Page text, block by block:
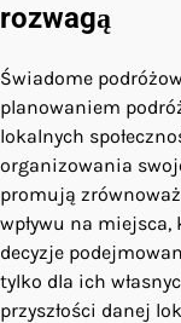
rozwagą
Świadome
planowaniem
lokalnych
organizowania
promują
wpływu na miejsca,
decyzje
tylko dla ich
przyszłości danej